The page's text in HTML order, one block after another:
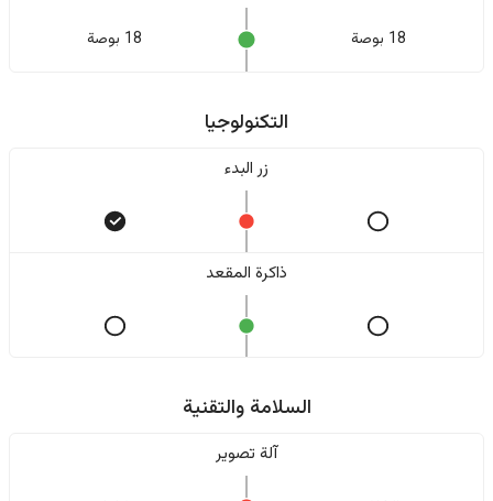
18 بوصة 18 بوصة
التكنولوجيا
زر البدء
ذاكرة المقعد
السلامة والتقنية
آلة تصوير